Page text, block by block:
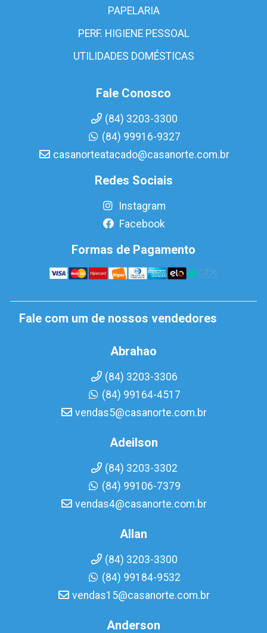
PAPELARIA
PERF. HIGIENE PESSOAL
UTILIDADES DOMÉSTICAS
Fale Conosco
(84) 3203-3300
(84) 99916-9327
casanorteatacado@casanorte.com.br
Redes Sociais
Instagram
Facebook
Formas de Pagamento
Fale com um de nossos vendedores
Abrahao
(84) 3203-3306
(84) 99164-4517
vendas5@casanorte.com.br
Adeilson
(84) 3203-3302
(84) 99106-7379
vendas4@casanorte.com.br
Allan
(84) 3203-3300
(84) 99184-9532
vendas15@casanorte.com.br
Anderson